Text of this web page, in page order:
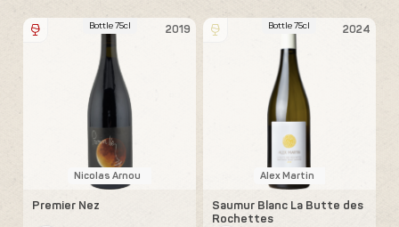
2019
Bottle 75cl
Nicolas Arnou
Premier Nez
2024
Bottle 75cl
Alex Martin
Saumur Blanc La Butte des
Rochettes